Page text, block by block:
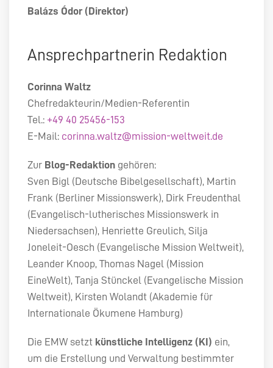
Balázs Ódor (Direktor)
Ansprechpartnerin Redaktion
Corinna Waltz
Chefredakteurin/Medien-Referentin
Tel.: +49 40 25456-153
E-Mail: corinna.waltz@mission-weltweit.de
Zur Blog-Redaktion gehören:
Sven Bigl (Deutsche Bibelgesellschaft), Martin
Frank (Berliner Missionswerk), Dirk Freudenthal
(Evangelisch-lutherisches Missionswerk in
Niedersachsen), Henriette Greulich, Silja
Joneleit-Oesch (Evangelische Mission Weltweit),
Leander Knoop, Thomas Nagel (Mission
EineWelt), Tanja Stünckel (Evangelische Mission
Weltweit), Kirsten Wolandt (Akademie für
Internationale Ökumene Hamburg)
Die EMW setzt künstliche Intelligenz (KI) ein,
um die Erstellung und Verwaltung bestimmter